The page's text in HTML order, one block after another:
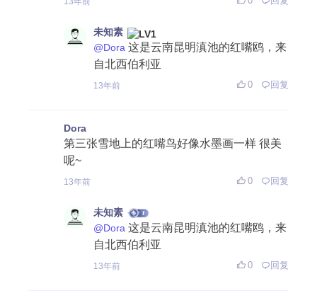
未知素
@Dora 这是云南昆明滇池的红嘴鸥，来
自北西伯利亚
13年前 0 回复
Dora
第三张雪地上的红嘴鸟好像水墨画一样 很美
呢~
13年前 0 回复
未知素
@Dora 这是云南昆明滇池的红嘴鸥，来
自北西伯利亚
13年前 0 回复